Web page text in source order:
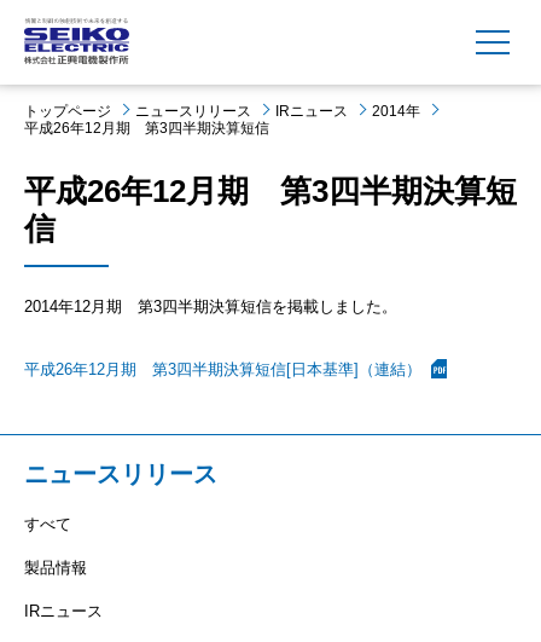
MENU
トップページ ニュースリリース IRニュース
2014年
平成26年12月期 第3四半期決算短信
平成26年12月期 第3四半期決算短
信
2014年12月期 第3四半期決算短信を掲載しました。
平成26年12月期 第3四半期決算短信[日本基準]（連結）
ニュースリリース
すべて
製品情報
IRニュース